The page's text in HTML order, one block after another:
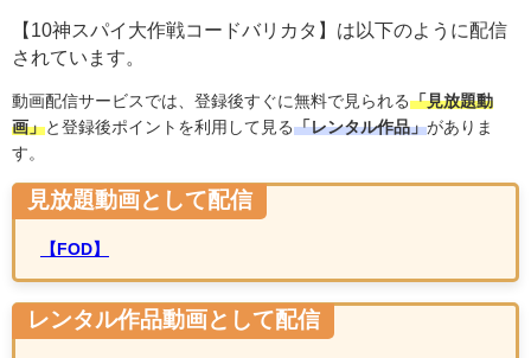
【10神スパイ大作戦コードバリカタ】は以下のように配信
されています。
動画配信サービスでは、登録後すぐに無料で見られる「見放題動
画」と登録後ポイントを利用して見る「レンタル作品」がありま
す。
見放題動画として配信
【FOD】
レンタル作品動画として配信